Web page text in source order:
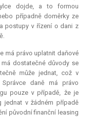
dojde, a to formou
případně doměrky ze
postupy v řízení o dani z
má právo uplatnit daňové
dostatečné důvody se
může jednat, což v
daně má právo
pouze v případě, že je
jednat v žádném případě
původní finanční leasing